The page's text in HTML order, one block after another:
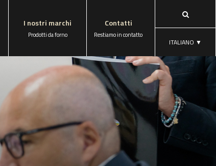
I nostri marchi
Prodotti da forno
Contatti
Restiamo in contatto
ITALIANO ▼